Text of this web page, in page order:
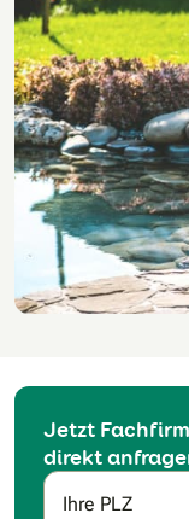
Jetzt
direkt
Ihre PLZ